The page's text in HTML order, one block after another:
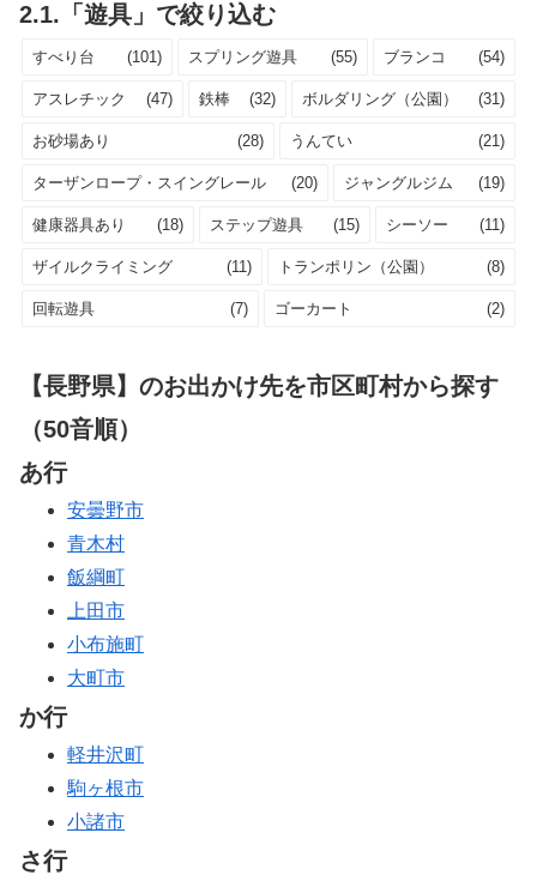
2.1.「遊具」で絞り込む
すべり台 (101) スプリング遊具 (55) ブランコ (54)
アスレチック (47) 鉄棒 (32) ボルダリング（公園） (31)
お砂場あり (28) うんてい (21)
ターザンロープ・スイングレール (20) ジャングルジム (19)
健康器具あり (18) ステップ遊具 (15) シーソー (11)
ザイルクライミング (11) トランポリン（公園） (8)
回転遊具 (7) ゴーカート (2)
【長野県】のお出かけ先を市区町村から探す
（50音順）
あ行
安曇野市
青木村
飯綱町
上田市
小布施町
大町市
か行
軽井沢町
駒ヶ根市
小諸市
さ行